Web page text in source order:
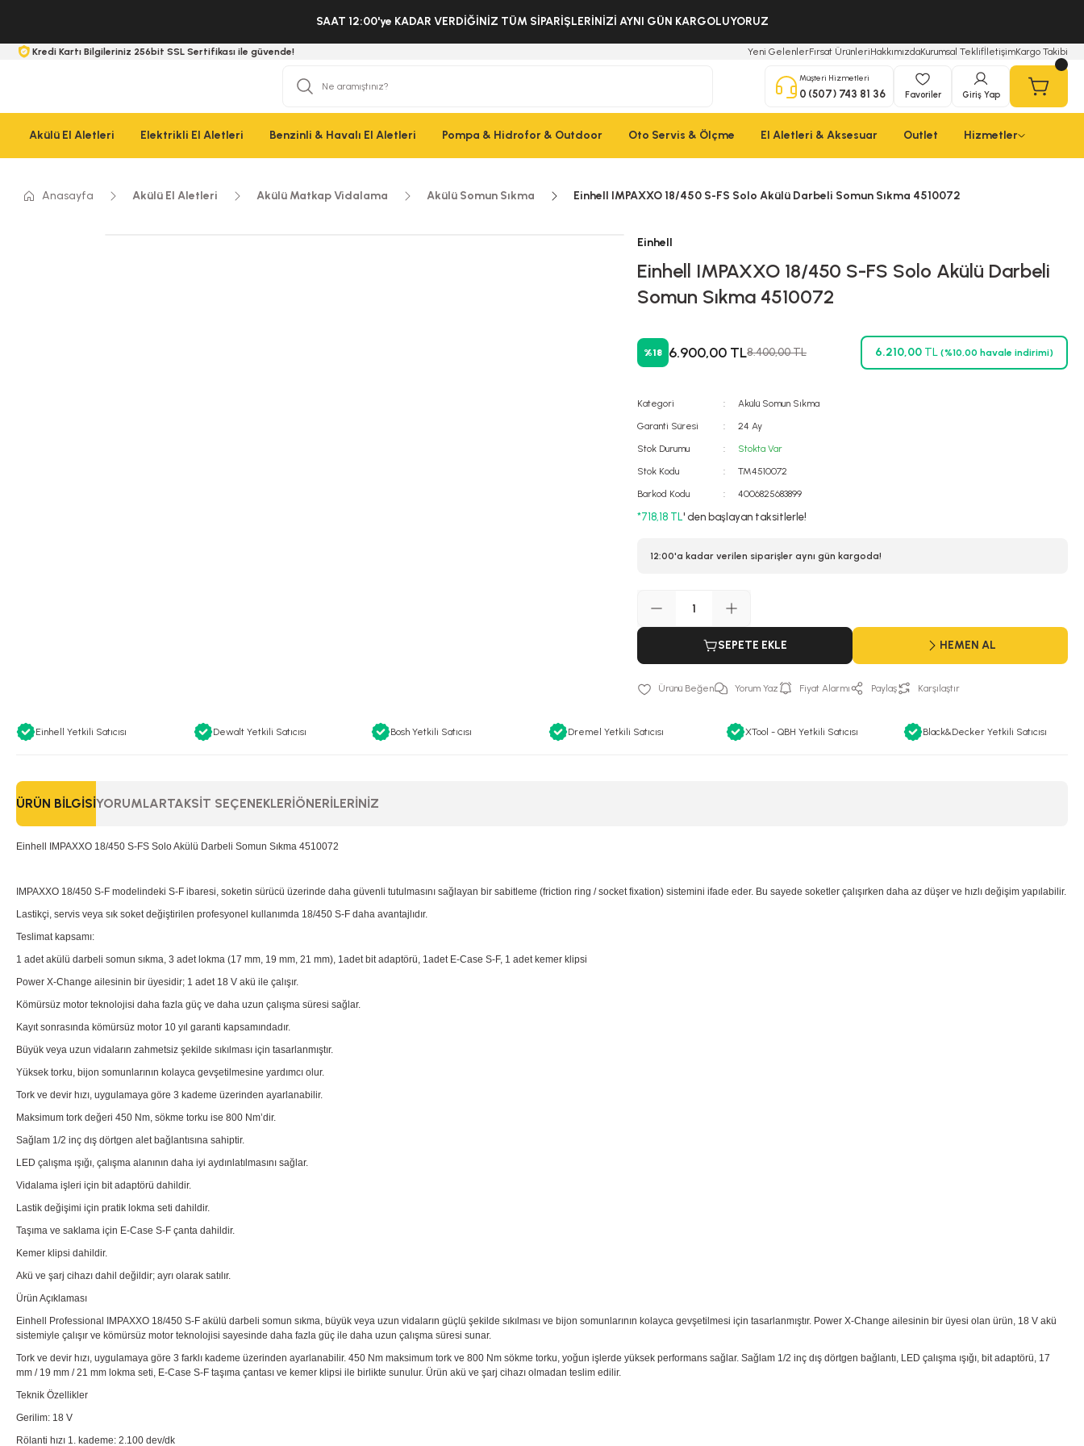
SAAT 12:00'ye KADAR VERDİĞİNİZ TÜM SİPARİŞLERİNİZİ AYNI GÜN KARGOLUYORUZ
Kredi Kartı Bilgileriniz 256bit SSL Sertifikası ile güvende! Yeni GelenlerFırsat ÜrünleriHakkımızdaKurumsal TeklifİletişimKargo Takibi
Müşteri Hizmetleri
0 (507) 743 81 36 Favoriler Giriş Yap
Akülü El Aletleri Elektrikli El Aletleri Benzinli & Havalı El Aletleri Pompa & Hidrofor & Outdoor Oto Servis & Ölçme El Aletleri & Aksesuar Outlet Hizmetler
Anasayfa Akülü El Aletleri Akülü Matkap Vidalama Akülü Somun Sıkma Einhell IMPAXXO 18/450 S-FS Solo Akülü Darbeli Somun Sıkma 4510072
Einhell
Einhell IMPAXXO 18/450 S-FS Solo Akülü Darbeli
Somun Sıkma 4510072
%18 6.900,00 TL8.400,00 TL 6.210,00 TL (%10,00 havale indirimi)
Kategori
Akülü Somun Sıkma
Garanti Süresi
24 Ay
Stok Durumu
Stokta Var
Stok Kodu
TM4510072
Barkod Kodu
4006825683899
*718,18 TL' den başlayan taksitlerle!
12:00'a kadar verilen siparişler aynı gün kargoda!
SEPETE EKLE HEMEN AL
Yorum Yaz Fiyat Alarmı Paylaş Karşılaştır
Einhell Yetkili Satıcısı Dewalt Yetkili Satıcısı Bosh Yetkili Satıcısı Dremel Yetkili Satıcısı XTool - QBH Yetkili Satıcısı Black&Decker Yetkili Satıcısı
ÜRÜN BILGISIYORUMLARTAKSIT SEÇENEKLERIÖNERILERINIZ
Einhell IMPAXXO 18/450 S-FS Solo Akülü Darbeli Somun Sıkma 4510072
IMPAXXO 18/450 S-F modelindeki S-F ibaresi, soketin sürücü üzerinde daha güvenli tutulmasını sağlayan bir sabitleme (friction ring / socket fixation) sistemini ifade eder. Bu sayede soketler çalışırken daha az düşer ve hızlı değişim yapılabilir.
Lastikçi, servis veya sık soket değiştirilen profesyonel kullanımda 18/450 S-F daha avantajlıdır.
Teslimat kapsamı:
1 adet akülü darbeli somun sıkma, 3 adet lokma (17 mm, 19 mm, 21 mm), 1adet bit adaptörü, 1adet E-Case S-F, 1 adet kemer klipsi
Power X-Change ailesinin bir üyesidir; 1 adet 18 V akü ile çalışır.
Kömürsüz motor teknolojisi daha fazla güç ve daha uzun çalışma süresi sağlar.
Kayıt sonrasında kömürsüz motor 10 yıl garanti kapsamındadır.
Büyük veya uzun vidaların zahmetsiz şekilde sıkılması için tasarlanmıştır.
Yüksek torku, bijon somunlarının kolayca gevşetilmesine yardımcı olur.
Tork ve devir hızı, uygulamaya göre 3 kademe üzerinden ayarlanabilir.
Maksimum tork değeri 450 Nm, sökme torku ise 800 Nm’dir.
Sağlam 1/2 inç dış dörtgen alet bağlantısına sahiptir.
LED çalışma ışığı, çalışma alanının daha iyi aydınlatılmasını sağlar.
Vidalama işleri için bit adaptörü dahildir.
Lastik değişimi için pratik lokma seti dahildir.
Taşıma ve saklama için E-Case S-F çanta dahildir.
Kemer klipsi dahildir.
Akü ve şarj cihazı dahil değildir; ayrı olarak satılır.
Ürün Açıklaması
Einhell Professional IMPAXXO 18/450 S-F akülü darbeli somun sıkma, büyük veya uzun vidaların güçlü şekilde sıkılması ve bijon somunlarının kolayca gevşetilmesi için tasarlanmıştır. Power X-Change ailesinin bir üyesi olan ürün, 18 V akü
sistemiyle çalışır ve kömürsüz motor teknolojisi sayesinde daha fazla güç ile daha uzun çalışma süresi sunar.
Tork ve devir hızı, uygulamaya göre 3 farklı kademe üzerinden ayarlanabilir. 450 Nm maksimum tork ve 800 Nm sökme torku, yoğun işlerde yüksek performans sağlar. Sağlam 1/2 inç dış dörtgen bağlantı, LED çalışma ışığı, bit adaptörü, 17
mm / 19 mm / 21 mm lokma seti, E-Case S-F taşıma çantası ve kemer klipsi ile birlikte sunulur. Ürün akü ve şarj cihazı olmadan teslim edilir.
Teknik Özellikler
Gerilim: 18 V
Rölanti hızı 1. kademe: 2.100 dev/dk